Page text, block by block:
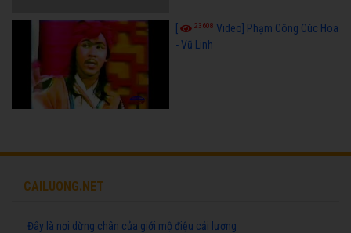
23608 Video] Phạm Công Cúc Hoa
- Vũ Linh
CAILUONG.NET
Đây là nơi dừng chân của giới mộ điệu cải lương